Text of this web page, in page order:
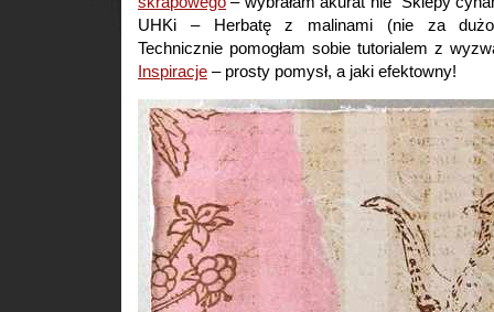
UHKi – Herbatę z malinami (nie za
Technicznie pomogłam sobie tutorialem z
Inspiracje – prosty pomysł, a jaki efektowny!